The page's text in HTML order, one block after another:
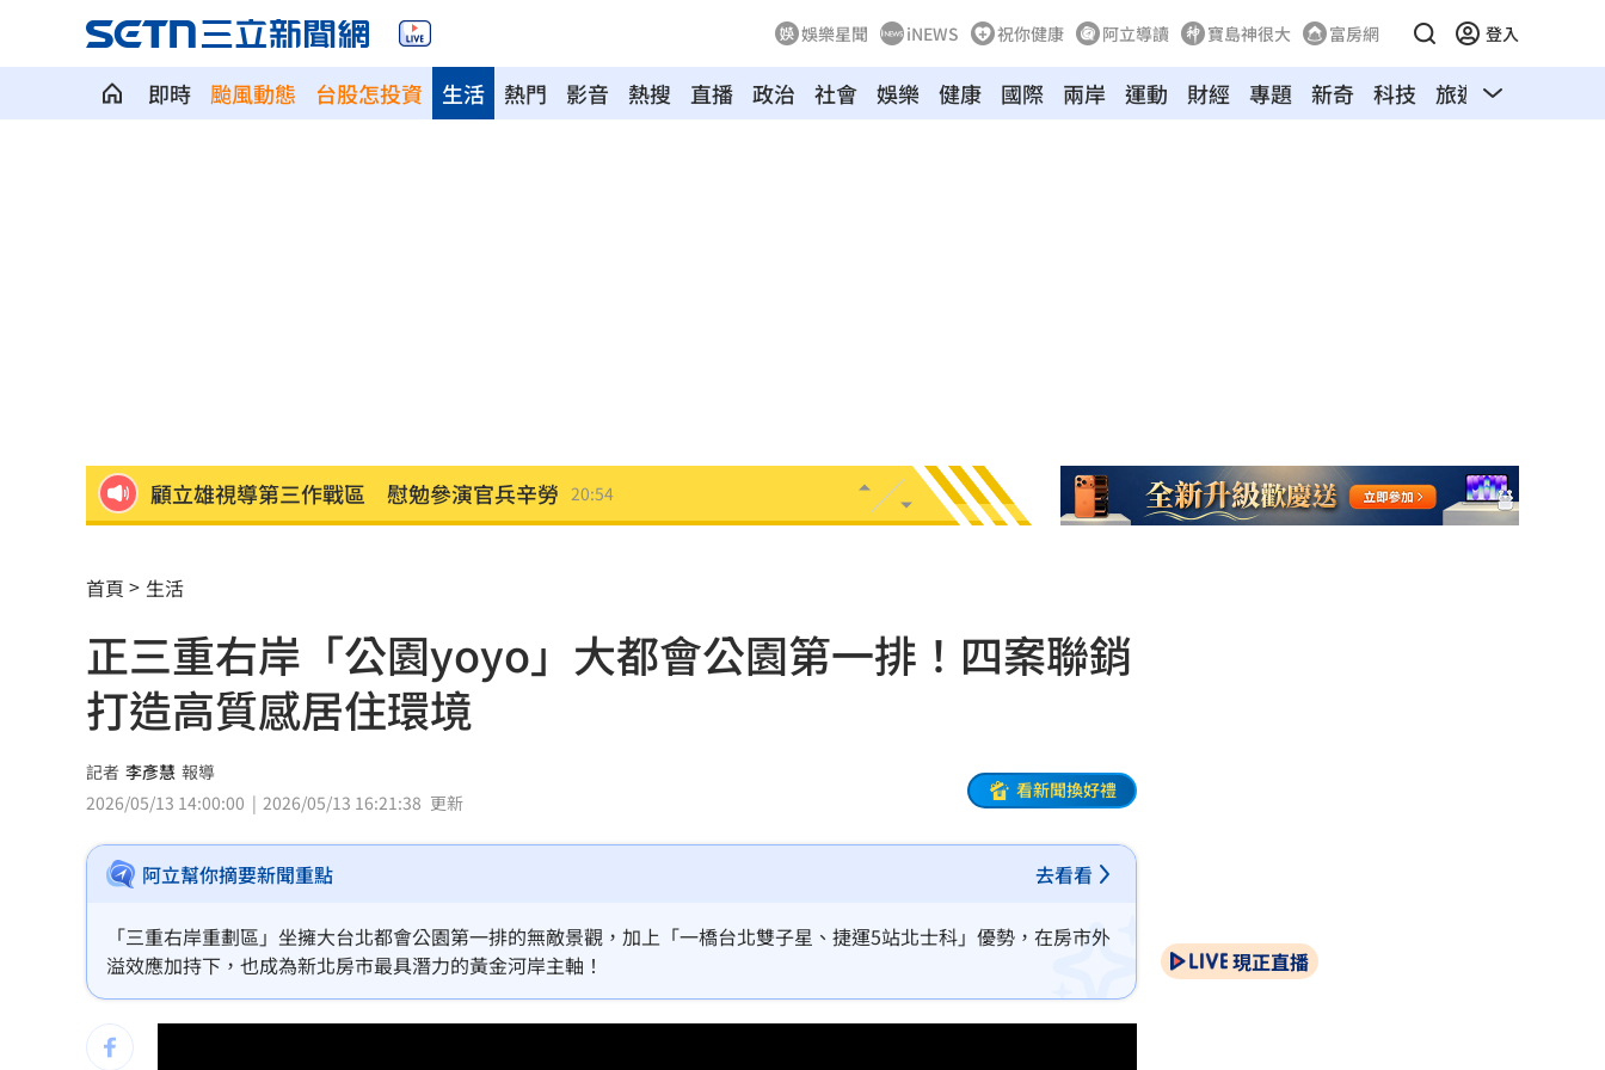
娛樂星聞 iNEWS 祝你健康 阿立導讀 寶島神很大 富房網 登入
即時 颱風動態 台股怎投資 熱門 影音 熱搜 直播 政治 社會 娛樂
生活 健康 國際 兩岸 運動 財經 專題 新奇 科技 旅遊 汽車
顧立雄視導第三作戰區 慰勉參演官兵辛勞 20:54
夢幻跨團合體！SUMMER ANJELS重現BP神曲
新／女大生伴兒屍6日聲押...法官裁定請回 20:39
我駐日內瓦處長遭爆惡行 外交部啟動調查
首次影像被打臉 伊朗新最高領袖傳病危
SBS歌謠大戰驚見放送事故！3主持人齊卡住
清大校長續任秒出國選校長！高為元道歉了
影片曝光！台中囂張男揮刀還尿在警身上 20:24
首頁 生活
正三重右岸「公園yoyo」大都會公園第一排！四案聯銷
打造高質感居住環境
記者 李彥慧 報導
2026/05/13 14:00:00
2026/05/13 16:21:38 更新
看新聞換好禮
阿立幫你摘要新聞重點 去看看
「三重右岸重劃區」坐擁大台北都會公園第一排的無敵景觀，加上「一橋台北雙子星、捷運5站北士科」優勢，在房市外
溢效應加持下，也成為新北房市最具潛力的黃金河岸主軸！
現正直播